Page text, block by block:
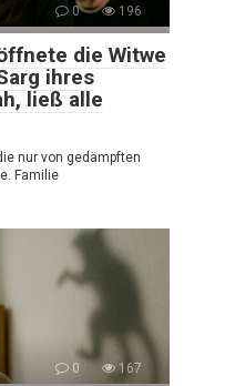
0 196
die Witwe
ihres
ließ alle
nur von gedämpften
Familie
0 167